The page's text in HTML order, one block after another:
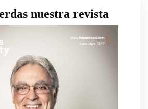
nuestra revista